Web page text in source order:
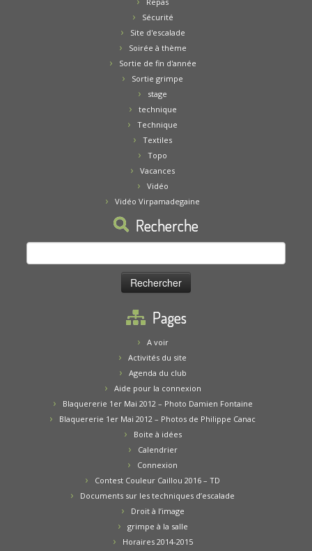
Sécurité
Site d'escalade
Soirée à thème
Sortie de fin d'année
Sortie grimpe
stage
technique
Technique
Textiles
Topo
Vacances
Vidéo
Vidéo Virpamadegaine
Recherche
Pages
A voir
Activités du site
Agenda du club
Aide pour la connexion
Blaquererie 1er Mai 2012 – Photo Damien Fontaine
Blaquererie 1er Mai 2012 – Photos de Philippe Canac
Boite à idées
Calendrier
Connexion
Contest Couleur Caillou 2016 – TD
Documents sur les techniques d’escalade
Droit à l’image
grimpe à la salle
Horaires 2014-2015